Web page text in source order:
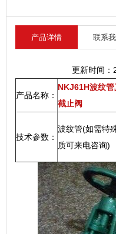
产品详情 联系
更新时间
产品名称：
NKJ61H波纹管
截止阀
技术参数：
波纹管(如需特
质可来电咨询)